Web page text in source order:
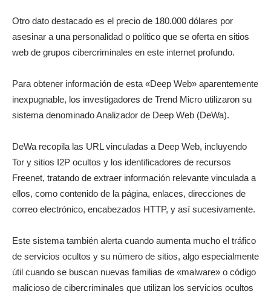
Otro dato destacado es el precio de 180.000 dólares por
asesinar a una personalidad o político que se oferta en sitios
web de grupos cibercriminales en este internet profundo.
Para obtener información de esta «Deep Web» aparentemente
inexpugnable, los investigadores de Trend Micro utilizaron su
sistema denominado Analizador de Deep Web (DeWa).
DeWa recopila las URL vinculadas a Deep Web, incluyendo
Tor y sitios I2P ocultos y los identificadores de recursos
Freenet, tratando de extraer información relevante vinculada a
ellos, como contenido de la página, enlaces, direcciones de
correo electrónico, encabezados HTTP, y así sucesivamente.
Este sistema también alerta cuando aumenta mucho el tráfico
de servicios ocultos y su número de sitios, algo especialmente
útil cuando se buscan nuevas familias de «malware» o código
malicioso de cibercriminales que utilizan los servicios ocultos